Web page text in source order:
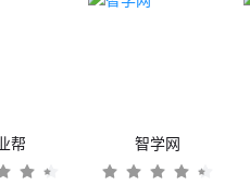
帮 智学网